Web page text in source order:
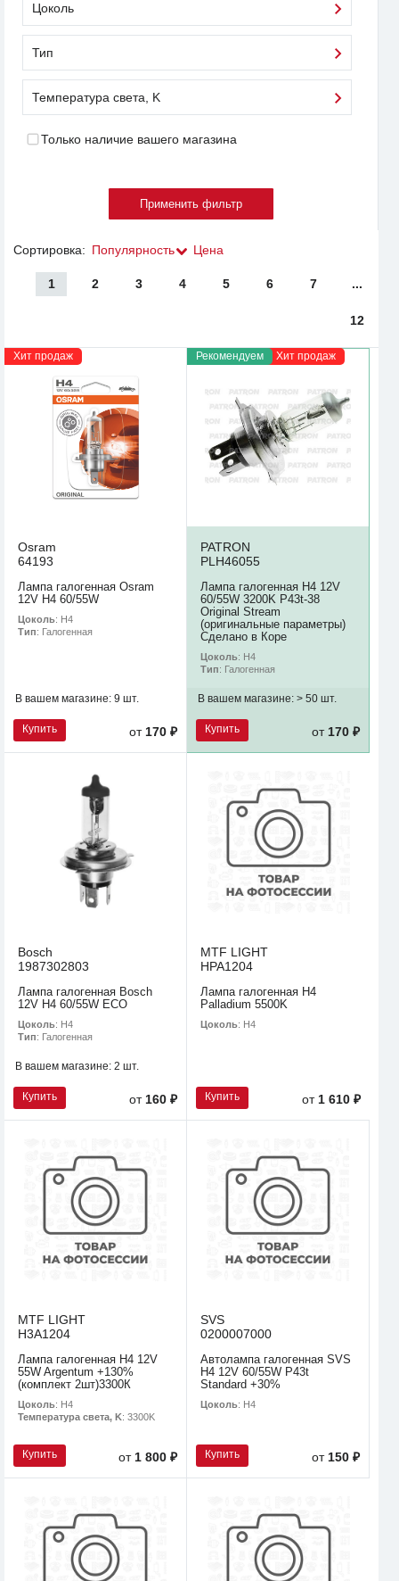
Цоколь
Тип
Температура света, K
Только наличие вашего магазина
Сортировка: Популярность Цена
1 2 3 4 5 6 7 ...
12
Хит продаж
Osram
64193
Лампа галогенная Osram
12V H4 60/55W
Цоколь: H4
Тип: Галогенная
В вашем магазине: 9 шт.
Купить от 170 ₽
Рекомендуем Хит продаж
PATRON
PLH46055
Лампа галогенная H4 12V
60/55W 3200K P43t-38
Original Stream
(оригинальные параметры)
Сделано в Коре
Цоколь: H4
Тип: Галогенная
В вашем магазине: > 50 шт.
Купить от 170 ₽
Bosch
1987302803
Лампа галогенная Bosch
12V H4 60/55W ECO
Цоколь: H4
Тип: Галогенная
В вашем магазине: 2 шт.
Купить от 160 ₽
MTF LIGHT
HPA1204
Лампа галогенная H4
Palladium 5500K
Цоколь: H4
Купить от 1 610 ₽
MTF LIGHT
H3A1204
Лампа галогенная H4 12V
55W Argentum +130%
(комплект 2шт)3300К
Цоколь: H4
Температура света, K: 3300K
Купить от 1 800 ₽
SVS
0200007000
Автолампа галогенная SVS
H4 12V 60/55W P43t
Standard +30%
Цоколь: H4
Купить от 150 ₽